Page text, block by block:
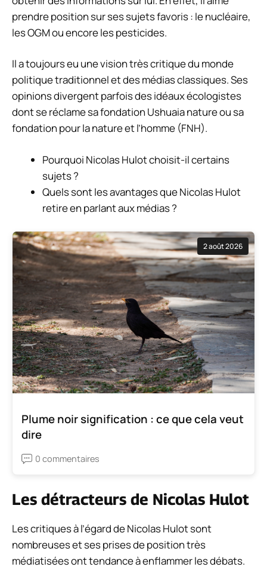
prendre position sur ses sujets favoris : le nucléaire,
les OGM ou encore les pesticides.
Il a toujours eu une vision très critique du monde
politique traditionnel et des médias classiques. Ses
opinions divergent parfois des idéaux écologistes
dont se réclame sa fondation Ushuaia nature ou sa
fondation pour la nature et l’homme (FNH).
Pourquoi Nicolas Hulot choisit-il certains
sujets ?
Quels sont les avantages que Nicolas Hulot
retire en parlant aux médias ?
2 août 2026
Plume noir signification : ce que cela veut
dire
0 commentaires
Les détracteurs de Nicolas Hulot
Les critiques à l’égard de Nicolas Hulot sont
nombreuses et ses prises de position très
médiatisées ont tendance à enflammer les débats.